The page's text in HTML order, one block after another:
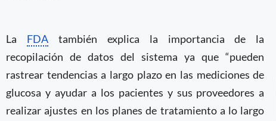
La FDAtambién explica la importancia de la
recopilación de datos del sistema ya que “pueden
rastrear tendencias a largo plazo en las mediciones de
glucosa y ayudar a los pacientes y sus proveedores a
realizar ajustes en los planes de tratamiento a lo largo